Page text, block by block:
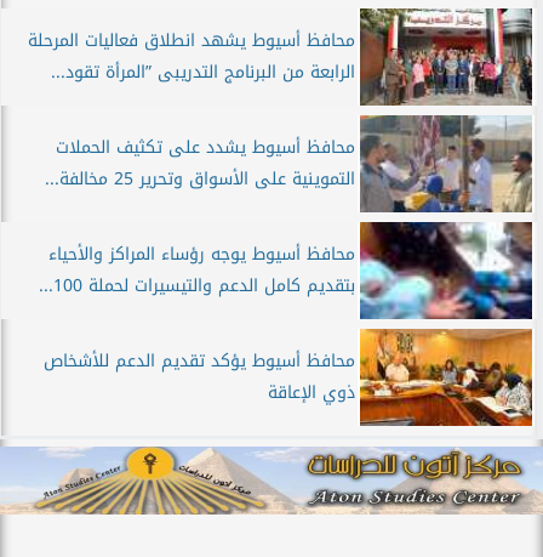
محافظ أسيوط يشهد انطلاق فعاليات المرحلة
الرابعة من البرنامج التدريبى ”المرأة تقود...
محافظ أسيوط يشدد على تكثيف الحملات
التموينية على الأسواق وتحرير 25 مخالفة...
محافظ أسيوط يوجه رؤساء المراكز والأحياء
بتقديم كامل الدعم والتيسيرات لحملة 100...
محافظ أسيوط يؤكد تقديم الدعم للأشخاص
ذوي الإعاقة